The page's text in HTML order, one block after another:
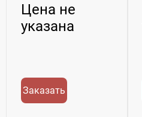
CardioSe...
Цена не
указана
Заказать